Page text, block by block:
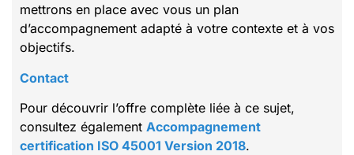
mettrons en place avec vous un plan
d’accompagnement adapté à votre contexte et à vos
objectifs.
Contact
Pour découvrir l’offre complète liée à ce sujet,
consultez également Accompagnement
certification ISO 45001 Version 2018.